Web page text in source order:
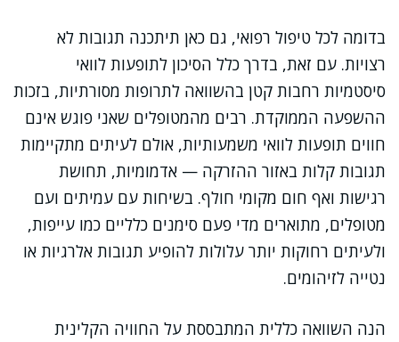
בדומה לכל טיפול רפואי, גם כאן תיתכנה תגובות לא
רצויות. עם זאת, בדרך כלל הסיכון לתופעות לוואי
סיסטמיות רחבות קטן בהשוואה לתרופות מסורתיות, בזכות
ההשפעה הממוקדת. רבים מהמטופלים שאני פוגש אינם
חווים תופעות לוואי משמעותיות, אולם לעיתים מתקיימות
תגובות קלות באזור ההזרקה — אדמומיות, תחושת
רגישות ואף חום מקומי חולף. בשיחות עם עמיתים ועם
מטופלים, מתוארים מדי פעם סימנים כלליים כמו עייפות,
ולעיתים רחוקות יותר עלולות להופיע תגובות אלרגיות או
נטייה לזיהומים.
הנה השוואה כללית המתבססת על החוויה הקלינית